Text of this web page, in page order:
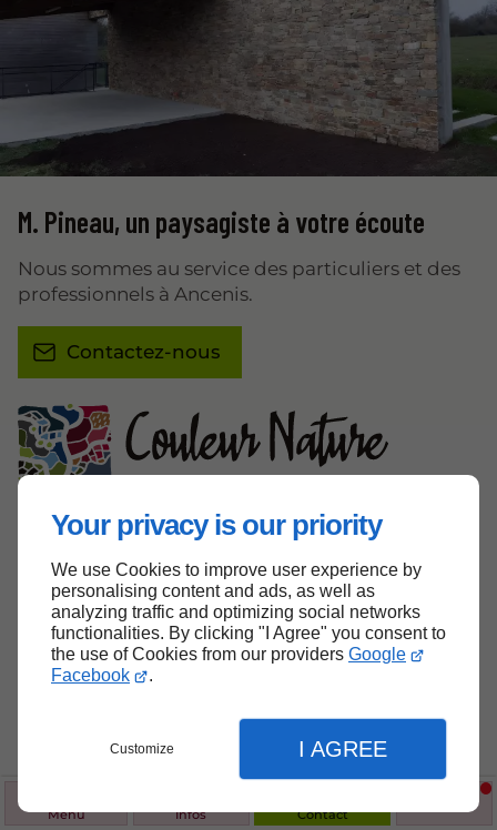
Your privacy is our priority
We use Cookies to improve user experience by
personalising content and ads, as well as
analyzing traffic and optimizing social networks
functionalities. By clicking "I Agree" you consent to
the use of Cookies from our providers Google
Facebook
.
Customize I AGREE
Menu Infos Contact
La Grassière,44370 MONTRELAIS
Lun – Ven :08h00 - 12h00 | 13h30 - 19h00
Plan du site
M. Pineau, un paysagiste à votre écoute
Nous sommes au service des particuliers et des
professionnels à Ancenis.
Contactez-nous